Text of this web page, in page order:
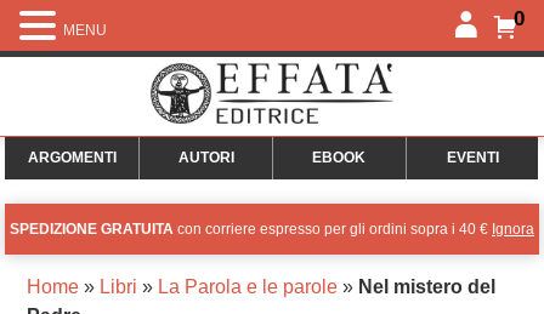
0
ARGOMENTI AUTORI EBOOK EVENTI
SPEDIZIONE GRATUITA con corriere espresso per gli ordini sopra i 40 € Ignora
Home» Libri » La Parola e le parole» Nel mistero del
MENU